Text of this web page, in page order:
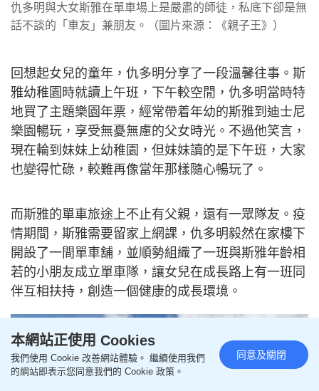
仇多明與大女斯雅在單車場上是嚴肅的師徒，私底下卻是無
話不談的「車友」兼朋友。（圖片來源：《親子王》）
回想起女兒的童年，仇多明分享了一段溫馨往事。斯
雅幼稚園時就讀上午班，下午較空閒，仇多明當時特
地買了主題樂園年票，經常帶着年幼的斯雅到迪士尼
樂園暢玩，享受無憂無慮的父女時光。不過他笑言，
現在輪到妹妹上幼稚園，但妹妹讀的是下午班，大家
也變得忙碌，較難再像當年那樣隨心暢玩了。
而斯雅的單車旅途上不止有父親，還有一眾隊友。疫
情期間，斯雅需要留家上網課，仇多明毅然在家樓下
開設了一間單車舖，並順勢組織了一班與斯雅年齡相
若的小朋友成立單車隊，讓女兒在成長路上有一班同
伴互相扶持，創造一個健康的成長環境。
本網站正使用 Cookies
我們使用 Cookie 改善網站體驗。 繼續使用我們
的網站即表示您同意我們的 Cookie 政策。
同意及關閉